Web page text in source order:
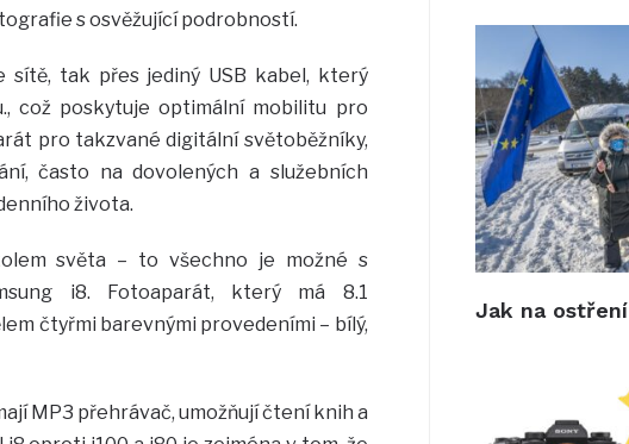
s osvěžující podrobností.
sítě, tak přes jediný USB kabel, který
což poskytuje optimální mobilitu pro
pro takzvané digitální světoběžníky,
často na dovolených a služebních
života.
světa – to všechno je možné s
i8. Fotoaparát, který má 8.1
čtyřmi barevnými provedeními – bílý,
MP3 přehrávač, umožňují čtení knih a
Jak na ostření